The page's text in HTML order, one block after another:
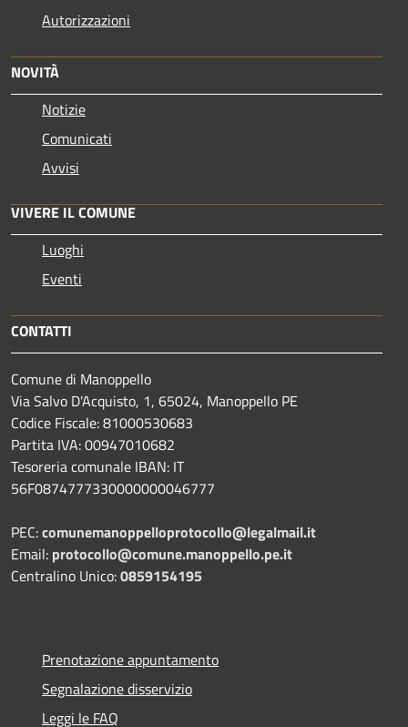
Autorizzazioni
NOVITÀ
Notizie
Comunicati
Avvisi
VIVERE IL COMUNE
Luoghi
Eventi
CONTATTI
Comune di Manoppello
Via Salvo D'Acquisto, 1, 65024, Manoppello PE
Codice Fiscale: 81000530683
Partita IVA: 00947010682
Tesoreria comunale IBAN: IT
56F0874777330000000046777
PEC:comunemanoppelloprotocollo@legalmail.it
Email: protocollo@comune.manoppello.pe.it
Centralino Unico:0859154195
Prenotazione appuntamento
Segnalazione disservizio
Leggi le FAQ